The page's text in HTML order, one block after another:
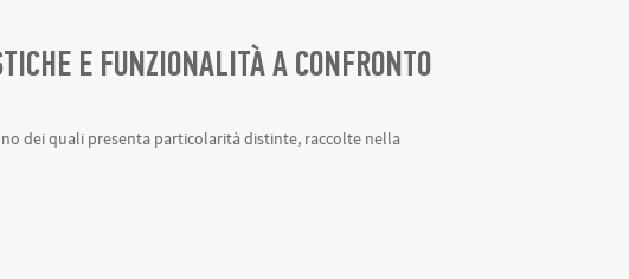
E FUNZIONALITÀ A CONFRONTO
dei quali presenta particolarità distinte, raccolte nella